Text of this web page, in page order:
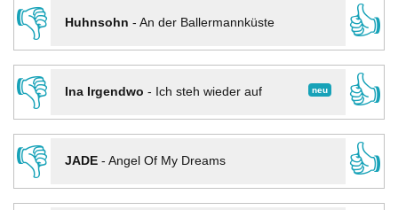
👎
Huhnsohn - An der Ballermannküste
👍
👎
neu
Ina Irgendwo - Ich steh wieder auf
👍
👎
JADE- Angel Of My Dreams
👍